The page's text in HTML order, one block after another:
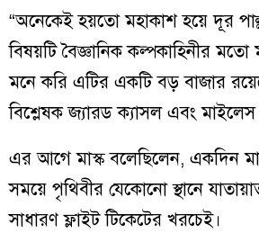
“অনেকেই হয়তো মহাকাশ হয়ে দূর
বিষয়টি বৈজ্ঞানিক কল্পকাহিনীর
মনে করি এটির একটি বড় বাজার
বিশ্লেষক জ্যারড ক্যাসল এবং
এর আগে মাস্ক বলেছিলেন, একদিন
সময়ে পৃথিবীর যেকোনো স্থানে
সাধারণ ফ্লাইট টিকেটের খরচেই।